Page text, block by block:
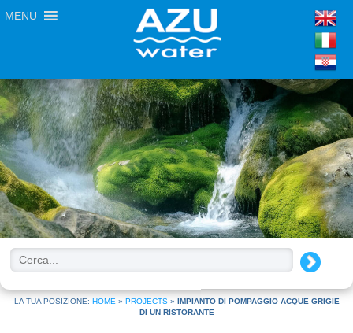
MENU
LA TUA POSIZIONE: HOME » PROJECTS» IMPIANTO DI POMPAGGIO ACQUE GRIGIE
DI UN RISTORANTE